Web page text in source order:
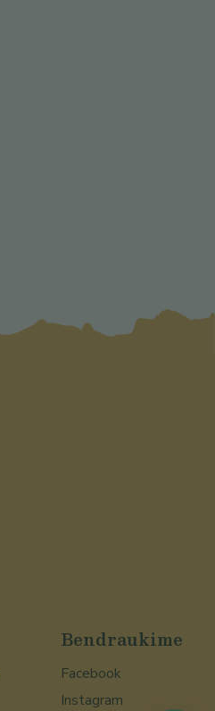
Bendraukime
Facebook
Instagram